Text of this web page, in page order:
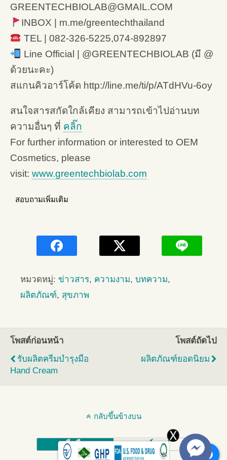
GREENTECHBIOLAB@GMAIL.COM
INBOX | m.me/greentechthailand
TEL | 082-326-5225,074-892897
Line Official | @GREENTECHBIOLAB (มี @
ด้วยนะคะ)
สแกนคิวอาร์โค้ด http://line.me/ti/p/ATdHVu-6oy
สนใจสารสกัดใกล้เคียง สามารถเข้าไปอ่านบท
ความอื่นๆ ที่ คลิ๊ก
For further information or interested to OEM
Cosmetics, please
visit: www.greentechbiolab.com
สอบถามเพิ่มเติม
หมวดหมู่: ข่าวสาร, ความงาม, บทความ,
ผลิตภัณฑ์, สุขภาพ
โพสต์ก่อนหน้า
รับผลิตครีมบำรุงมือ
Hand Cream
โพสต์ถัดไป
ผลิตภัณฑ์ยอดนิยม
กลับขึ้นข้างบน
มือถือ เดสก์ทอป